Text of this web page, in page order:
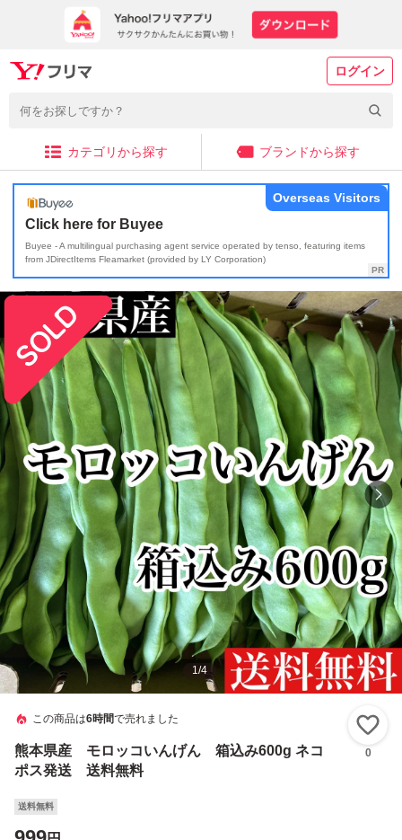
ログイン
カテゴリから探す ブランドから探す
Click here for Buyee
Buyee - A multilingual purchasing agent service operated by tenso, featuring items
from JDirectItems Fleamarket (provided by LY Corporation)
Overseas Visitors
1/4
この商品は6時間で売れました
熊本県産 モロッコいんげん 箱込み600g ネコ
ポス発送 送料無料
0
送料無料